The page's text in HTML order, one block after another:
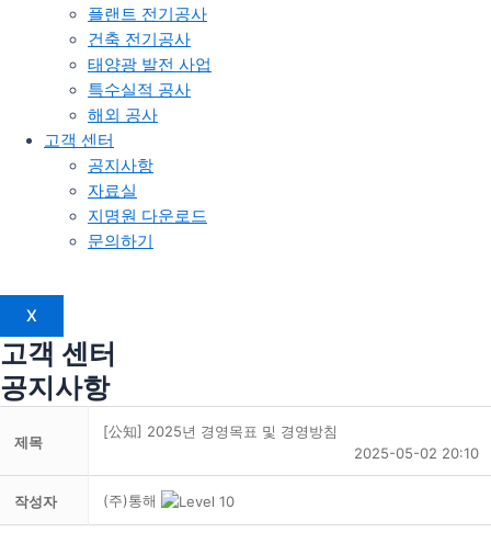
플랜트 전기공사
건축 전기공사
태양광 발전 사업
특수실적 공사
해외 공사
고객 센터
공지사항
자료실
지명원 다운로드
문의하기
X
고객 센터
공지사항
제목
[公知] 2025년 경영목표 및 경영방침
2025-05-02 20:10
작성자 (주)통해